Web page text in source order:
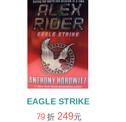
EAGLE STRIKE
79 折 249元